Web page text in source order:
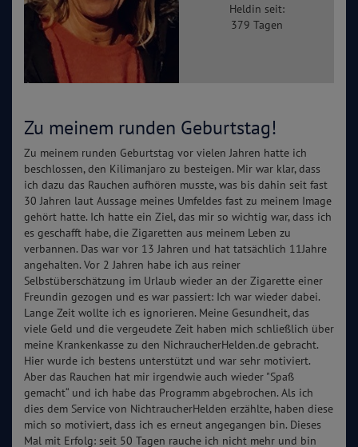
Heldin seit:
379 Tagen
Zu meinem runden Geburtstag!
Zu meinem runden Geburtstag vor vielen Jahren hatte ich
beschlossen, den Kilimanjaro zu besteigen. Mir war klar, dass
ich dazu das Rauchen aufhören musste, was bis dahin seit fast
30 Jahren laut Aussage meines Umfeldes fast zu meinem Image
gehört hatte. Ich hatte ein Ziel, das mir so wichtig war, dass ich
es geschafft habe, die Zigaretten aus meinem Leben zu
verbannen. Das war vor 13 Jahren und hat tatsächlich 11Jahre
angehalten. Vor 2 Jahren habe ich aus reiner
Selbstüberschätzung im Urlaub wieder an der Zigarette einer
Freundin gezogen und es war passiert: Ich war wieder dabei.
Lange Zeit wollte ich es ignorieren. Meine Gesundheit, das
viele Geld und die vergeudete Zeit haben mich schließlich über
meine Krankenkasse zu den NichraucherHelden.de gebracht.
Hier wurde ich bestens unterstützt und war sehr motiviert.
Aber das Rauchen hat mir irgendwie auch wieder "Spaß
gemacht“ und ich habe das Programm abgebrochen. Als ich
dies dem Service von NichtraucherHelden erzählte, haben diese
mich so motiviert, dass ich es erneut angegangen bin. Dieses
Mal mit Erfolg: seit 50 Tagen rauche ich nicht mehr und bin